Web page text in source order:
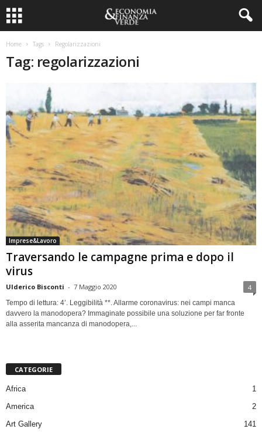
Home Tags Regolarizzazioni
Tag: regolarizzazioni
Imprese&Lavoro
Traversando le campagne prima e dopo il
virus
Ulderico Bisconti - 7 Maggio 2020 4
Tempo di lettura: 4’. Leggibilità **. Allarme coronavirus: nei campi manca
davvero la manodopera? Immaginate possibile una soluzione per far fronte
alla asserita mancanza di manodopera,...
CATEGORIE
Africa
1
America
2
Art Gallery
141